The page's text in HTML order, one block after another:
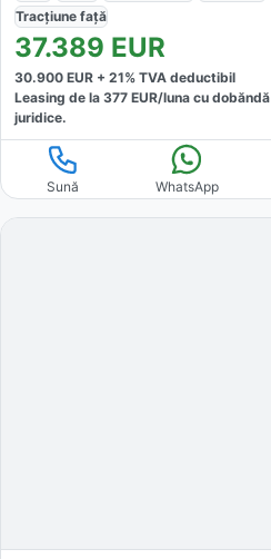
Tracțiune față
37.389 EUR
30.900 EUR + 21% TVA deductibil
Leasing de la 377 EUR/luna cu dobăndă
juridice.
Sună WhatsApp